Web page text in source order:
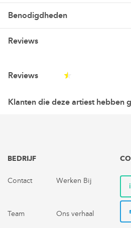
Benodigdheden
Reviews
Reviews
Klanten die deze artiest hebben
BEDRIJF
Contact Werken Bij
Team Ons verhaal